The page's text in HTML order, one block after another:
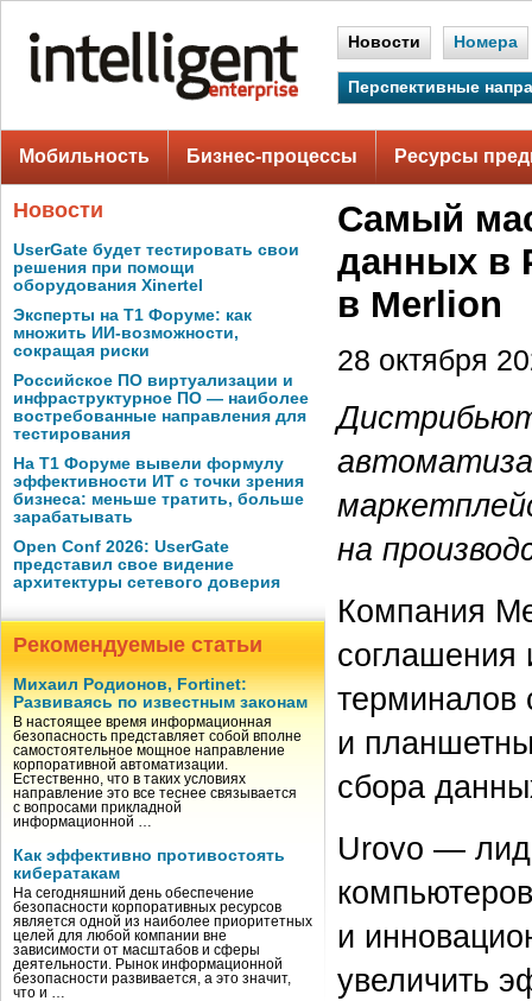
Новости Номера
Перспективные
Мобильность Бизнес-процессы Ресурсы
Новости
UserGate будет тестировать свои
решения при помощи
оборудования Xinertel
Эксперты на Т1 Форуме: как
множить ИИ-возможности,
сокращая риски
Российское ПО виртуализации и
инфраструктурное ПО — наиболее
востребованные направления для
тестирования
На Т1 Форуме вывели формулу
эффективности ИТ с точки зрения
бизнеса: меньше тратить, больше
зарабатывать
Open Conf 2026: UserGate
представил свое видение
архитектуры сетевого доверия
Рекомендуемые статьи
Михаил Родионов, Fortinet:
Развиваясь по известным законам
В настоящее время информационная
безопасность представляет собой вполне
самостоятельное мощное направление
корпоративной автоматизации.
Естественно, что в таких условиях
направление это все теснее связывается
с вопросами прикладной
информационной …
Как эффективно противостоять
кибератакам
На сегодняшний день обеспечение
безопасности корпоративных ресурсов
является одной из наиболее приоритетных
целей для любой компании вне
зависимости от масштабов и сферы
деятельности. Рынок информационной
безопасности развивается, а это значит,
что и …
Самый
данных в
в Merlion
28 октября
на
Компания
соглашения
терминалов
и
сбора
Urovo —
и
увеличить